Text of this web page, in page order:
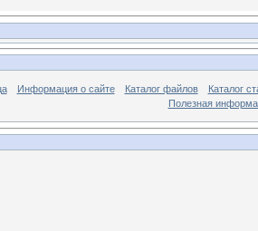
Информация о сайте Каталог файлов
Каталог
Полезная